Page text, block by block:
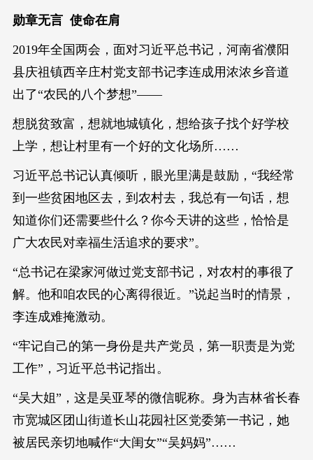
勋章无言 使命在肩
2019年全国两会，面对习近平总书记，河南省濮阳
县庆祖镇西辛庄村党支部书记李连成用浓浓乡音道
出了“农民的八个梦想”——
想脱贫致富，想就地城镇化，想给孩子找个好学校
上学，想让村里有一个好的文化场所……
习近平总书记认真倾听，眼光里满是鼓励，“我经常
到一些贫困地区去，到农村去，我总有一句话，想
知道你们还需要些什么？你今天讲的这些，恰恰是
广大农民对幸福生活追求的要求”。
“总书记在梁家河做过党支部书记，对农村的事很了
解。他和咱农民的心离得很近。”说起当时的情景，
李连成难掩激动。
“牢记自己的第一身份是共产党员，第一职责是为党
工作”，习近平总书记指出。
“吴大姐”，这是吴亚琴的微信昵称。身为吉林省长春
市宽城区团山街道长山花园社区党委第一书记，她
被居民亲切地喊作“大闺女”“吴妈妈”……